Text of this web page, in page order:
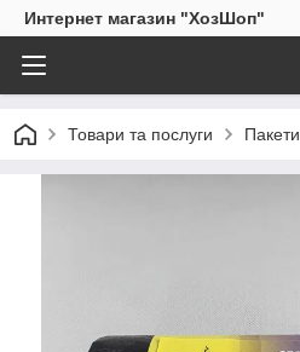
Интернет магазин "ХозШоп"
Товари та послуги Пакети